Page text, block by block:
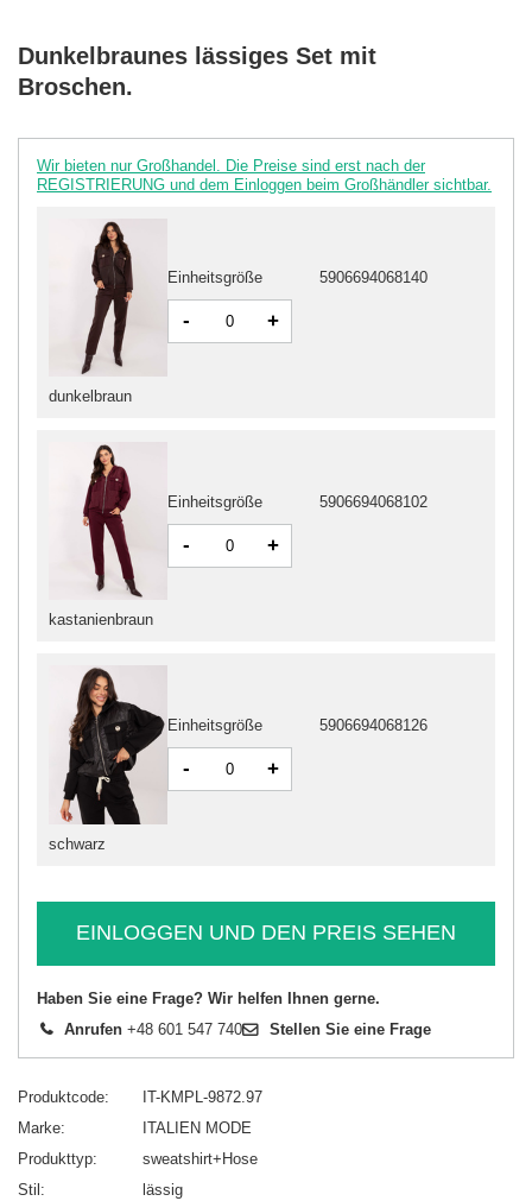
Dunkelbraunes lässiges Set mit
Broschen.
Wir bieten nur Großhandel. Die Preise sind erst nach der
REGISTRIERUNG und dem Einloggen beim Großhändler sichtbar.
kastanienbraun
Einheitsgröße 5906694068102
- +
dunkelbraun
Einheitsgröße 5906694068140
- +
schwarz
Einheitsgröße 5906694068126
- +
EINLOGGEN UND DEN PREIS SEHEN
Haben Sie eine Frage? Wir helfen Ihnen gerne.
Anrufen +48 601 547 740 Stellen Sie eine Frage
Produktcode
IT-KMPL-9872.97
Marke
ITALIEN MODE
Produkttyp
sweatshirt+Hose
Stil
lässig